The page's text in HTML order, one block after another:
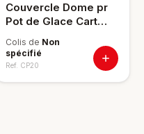
Couvercle Dome pr
Pot de Glace Cart
Colis de Non
spécifié
Ref. CP20